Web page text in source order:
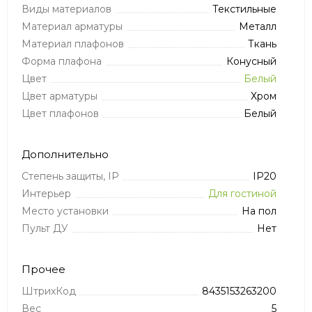
Виды материалов
Текстильные
Материал арматуры
Металл
Материал плафонов
Ткань
Форма плафона
Конусный
Цвет
Белый
Цвет арматуры
Хром
Цвет плафонов
Белый
Дополнительно
Степень защиты, IP
IP20
Интерьер
Для гостиной
Место установки
На пол
Пульт ДУ
Нет
Прочее
ШтрихКод
8435153263200
Вес
5